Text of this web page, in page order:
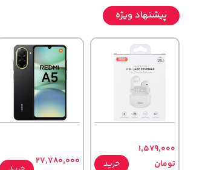
پیشنهاد ویژه
1,579,000
تومان
خرید
27,780,000